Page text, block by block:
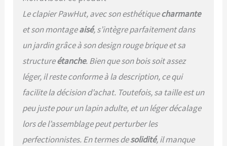
travail de nettoyage de
cette cage à lapin est
intuitif SPÉCIFICATIONS :
Dimensions totales : 123,5L
x 62,6l x 92,5H cm.
Assemblage requis. NOTE :
L'acheteur doit déterminer
le nombre d'animaux de
compagnie qui entreront
dans le clapier, en fonction
de la race et de la taille
Le clapier PawHut, avec son esthétiquecharmante
et son montageaisé, s’intègre parfaitement dans
un jardin grâce à son design rouge brique et sa
structureétanche. Bien que son bois soit assez
léger, il reste conforme à la description, ce qui
facilite la décision d’achat. Toutefois, sa taille est un
peu juste pour un lapin adulte, et un léger décalage
lors de l’assemblage peut perturber les
perfectionnistes. En termes desolidité, il manque